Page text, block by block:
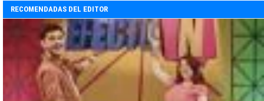
RECOMENDADAS DEL EDITOR